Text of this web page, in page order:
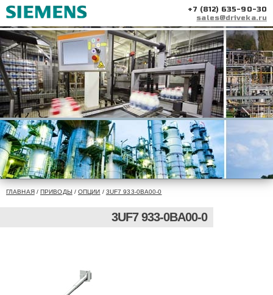
+7 (812) 635-90-30
sales@driveka.ru
ГЛАВНАЯ/ПРИВОДЫ /ОПЦИИ / 3UF7 933-0BA00-0
3UF7 933-0BA00-0